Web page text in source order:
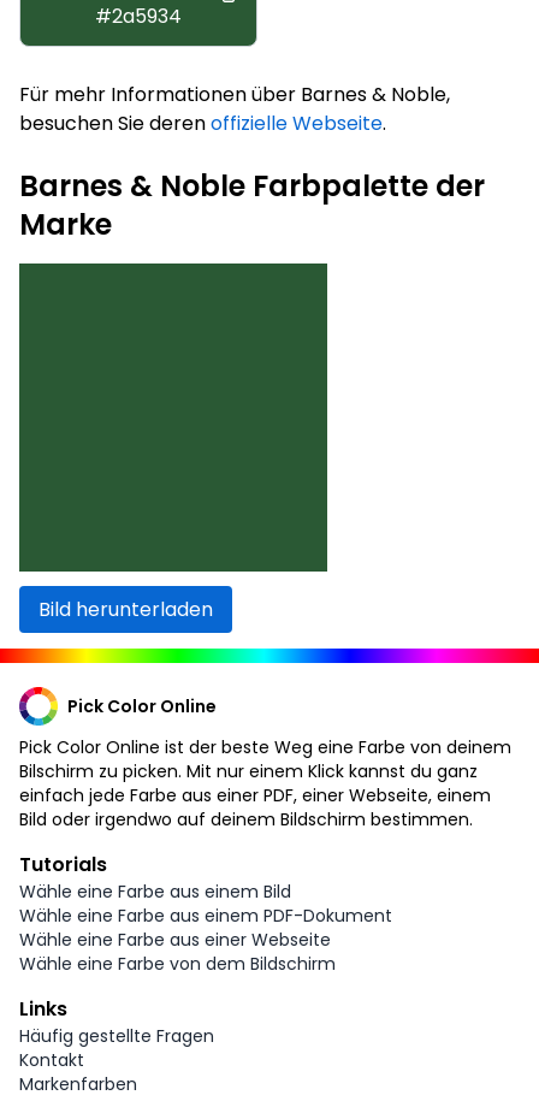
#2a5934
Für mehr Informationen über Barnes & Noble,
besuchen Sie derenoffizielle Webseite.
Barnes & Noble Farbpalette der
Marke
Bild herunterladen
Pick Color Online
Pick Color Online ist der beste Weg eine Farbe von deinem
Bilschirm zu picken. Mit nur einem Klick kannst du ganz
einfach jede Farbe aus einer PDF, einer Webseite, einem
Bild oder irgendwo auf deinem Bildschirm bestimmen.
Tutorials
Wähle eine Farbe aus einem Bild
Wähle eine Farbe aus einem PDF-Dokument
Wähle eine Farbe aus einer Webseite
Wähle eine Farbe von dem Bildschirm
Links
Häufig gestellte Fragen
Kontakt
Markenfarben